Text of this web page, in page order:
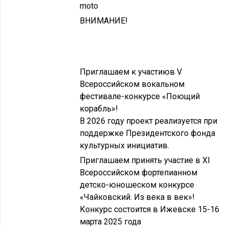
moto
ВНИМАНИЕ!
Приглашаем к участиюв V
Всероссийском вокальном
фестивале-конкурсе «Поющий
корабль»!
В 2026 году проект реализуется при
поддержке Президентского фонда
культурных инициатив.
Приглашаем принять участие в XI
Всероссийском фортепианном
детско-юношеском конкурсе
«Чайковский. Из века в век»!
Конкурс состоится в Ижевске 15-16
марта 2025 года